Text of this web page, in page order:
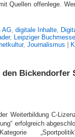
Quellen offenlege.
AG, digitale Inhalte,
, Leipziger Buchmesse
, Journalismus
Bickendorfer
Weiterbildung C-
erfolgreich